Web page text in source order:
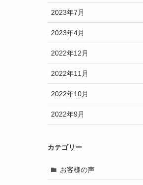
2023年7月
2023年4月
2022年12月
2022年11月
2022年10月
2022年9月
カテゴリー
お客様の声